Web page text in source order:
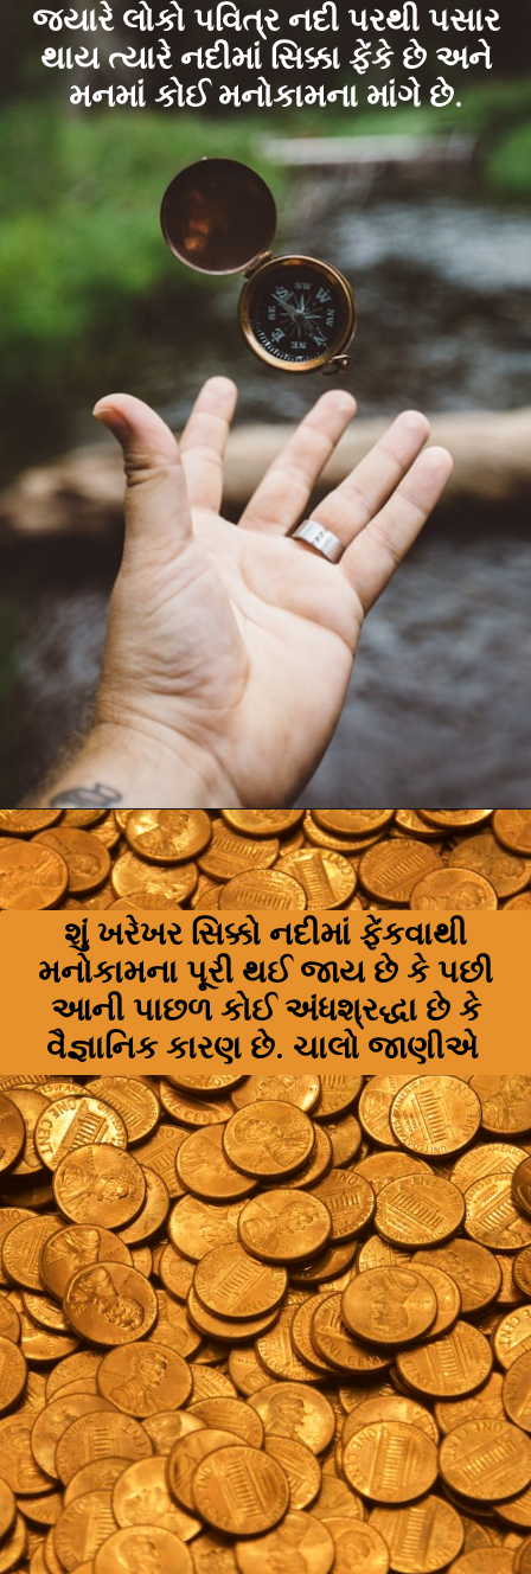
જ્યારે લોકો પવિત્ર નદી પરથી પસાર
થાય ત્યારે નદીમાં સિક્કા ફેંકે છે અને
મનમાં કોઈ મનોકામના માંગે છે.
શું ખરેખર સિક્કો નદીમાં ફેંકવાથી
મનોકામના પૂરી થઈ જાય છે કે પછી
આની પાછળ કોઈ અંધશ્રદ્ધા છે કે
વૈજ્ઞાનિક કારણ છે. ચાલો જાણીએ